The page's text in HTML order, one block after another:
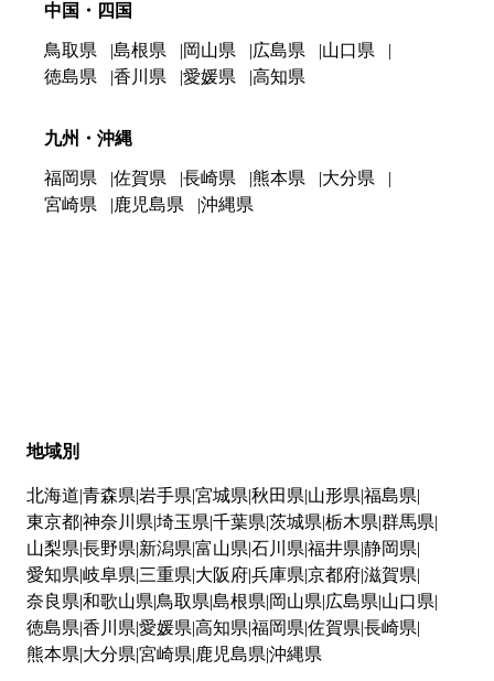
中国・四国
鳥取県 島根県 岡山県 広島県
山口県
徳島県
香川県 愛媛県 高知県
九州・沖縄
福岡県 佐賀県 長崎県 熊本県
大分県
宮崎県
鹿児島県 沖縄県
地域別
北海道 青森県 岩手県 宮城県 秋田県 山形県 福島県
東京都神奈川県 埼玉県 千葉県 茨城県 栃木県 群馬県
山梨県 長野県 新潟県 富山県 石川県 福井県 静岡県
愛知県 岐阜県 三重県 大阪府兵庫県 京都府滋賀県
奈良県 和歌山県 鳥取県 島根県 岡山県 広島県 山口県
徳島県 香川県 愛媛県 高知県 福岡県 佐賀県 長崎県
熊本県 大分県 宮崎県 鹿児島県 沖縄県